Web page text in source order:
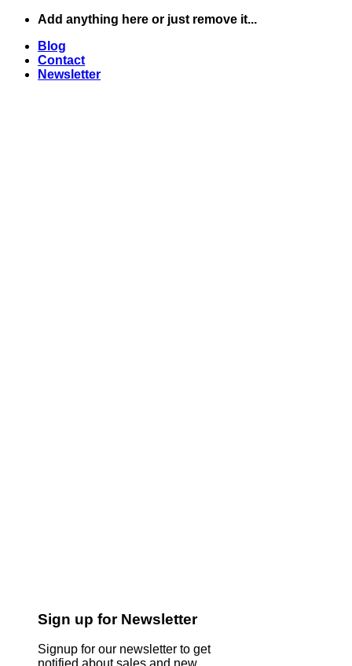
Skip
content
Add anything here or just remove it...
Blog
Contact
Newsletter
Sign up for Newsletter
Signup for our newsletter to get